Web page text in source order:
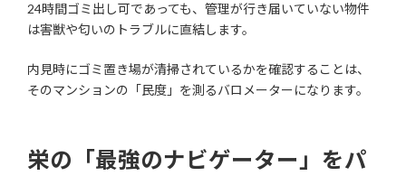
24時間ゴミ出し可であっても、管理が行き届いていない物件
は害獣や匂いのトラブルに直結します。
内見時にゴミ置き場が清掃されているかを確認することは、
そのマンションの「民度」を測るバロメーターになります。
栄の「最強のナビゲーター」をパ